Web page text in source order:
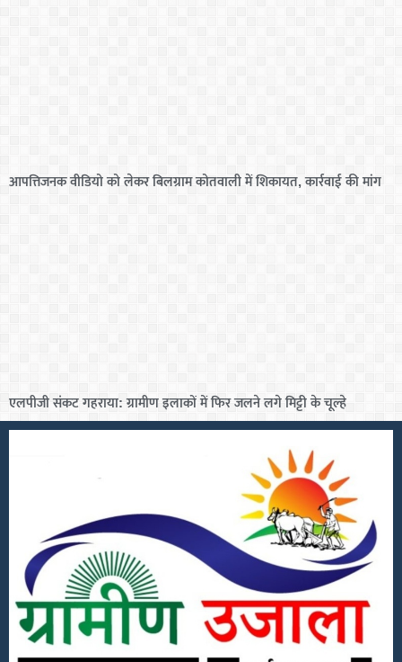
आपत्तिजनक वीडियो को लेकर बिलग्राम कोतवाली में शिकायत, कार्रवाई की मांग
एलपीजी संकट गहराया: ग्रामीण इलाकों में फिर जलने लगे मिट्टी के चूल्हे